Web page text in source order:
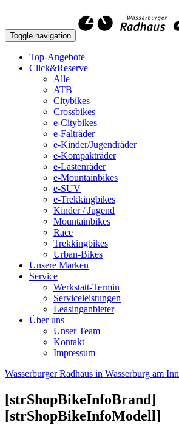
Toggle navigation
Top-Angebote
Click&Reserve
Alle
ATB
Citybikes
Crossbikes
e-Citybikes
e-Falträder
e-Kinder/Jugendräder
e-Kompakträder
e-Lastenräder
e-Mountainbikes
e-SUV
e-Trekkingbikes
Kinder / Jugend
Mountainbikes
Race
Trekkingbikes
Urban-Bikes
Unsere Marken
Service
Werkstatt-Termin
Serviceleistungen
Leasinganbieter
Über uns
Unser Team
Kontakt
Impressum
Wasserburger Radhaus in Wasserburg am Inn
[strShopBikeInfoBrand]
[strShopBikeInfoModell]